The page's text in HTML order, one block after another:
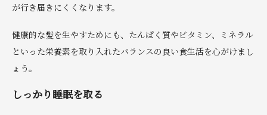
が行き届きにくくなります。
健康的な髪を生やすためにも、たんぱく質やビタミン、ミネラル
といった栄養素を取り入れたバランスの良い食生活を心がけまし
ょう。
しっかり睡眠を取る